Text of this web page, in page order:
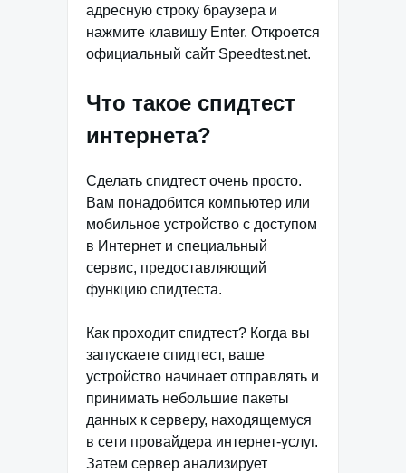
адресную строку браузера и
нажмите клавишу Enter. Откроется
официальный сайт Speedtest.net.
Что такое спидтест
интернета?
Сделать спидтест очень просто.
Вам понадобится компьютер или
мобильное устройство с доступом
в Интернет и специальный
сервис, предоставляющий
функцию спидтеста.
Как проходит спидтест? Когда вы
запускаете спидтест, ваше
устройство начинает отправлять и
принимать небольшие пакеты
данных к серверу, находящемуся
в сети провайдера интернет-услуг.
Затем сервер анализирует